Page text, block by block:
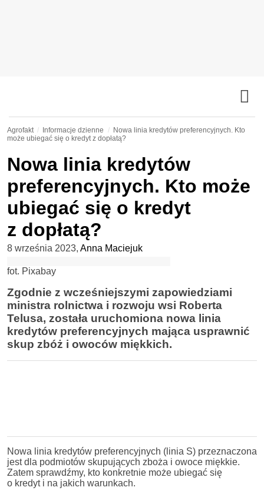
Agrofakt Informacje dzienne
Nowa linia kredytów preferencyjnych. Kto
może ubiegać się o kredyt z dopłatą?
Nowa linia kredytów
preferencyjnych. Kto może
ubiegać się o kredyt
z dopłatą?
8 września 2023, Anna Maciejuk
fot. Pixabay
Zgodnie z wcześniejszymi zapowiedziami
ministra rolnictwa i rozwoju wsi Roberta
Telusa, została uruchomiona nowa linia
kredytów preferencyjnych mająca usprawnić
skup zbóż i owoców miękkich.
Nowa linia kredytów preferencyjnych (linia S) przeznaczona
jest dla podmiotów skupujących zboża i owoce miękkie.
Zatem sprawdźmy, kto konkretnie może ubiegać się
o kredyt i na jakich warunkach.